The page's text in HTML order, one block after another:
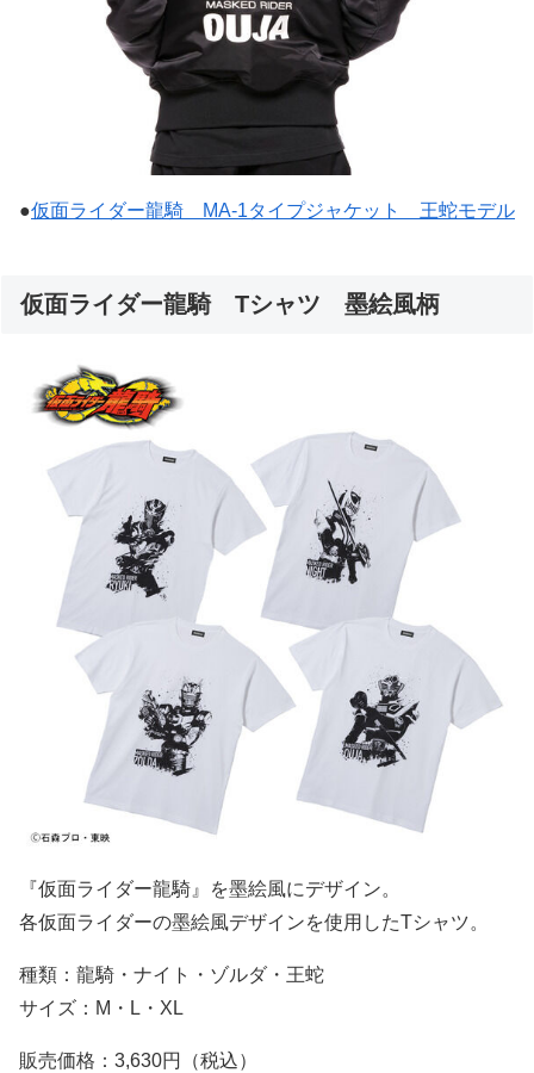
●仮面ライダー龍騎 MA-1タイプジャケット 王蛇モデル
仮面ライダー龍騎 Tシャツ 墨絵風柄
『仮面ライダー龍騎』を墨絵風にデザイン。
各仮面ライダーの墨絵風デザインを使用したTシャツ。
種類：龍騎・ナイト・ゾルダ・王蛇
サイズ：M・L・XL
販売価格：3,630円（税込）